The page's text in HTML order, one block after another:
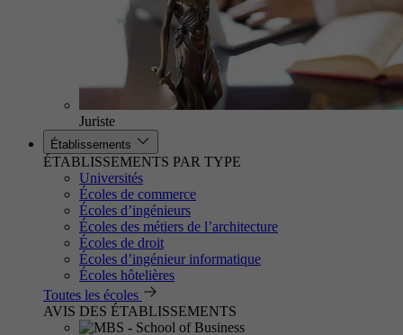
Juriste
Établissements
ÉTABLISSEMENTS PAR TYPE
Universités
Écoles de commerce
Écoles d’ingénieurs
Écoles des métiers de l’architecture
Écoles de droit
Écoles d’ingénieur informatique
Écoles hôtelières
Toutes les écoles
AVIS DES ÉTABLISSEMENTS